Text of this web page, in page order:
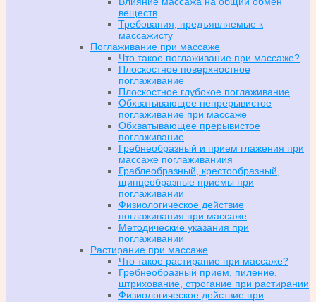
веществ
Требования, предъявляемые к
массажисту
Поглаживание при массаже
Что такое поглаживание при массаже?
Плоскостное поверхностное
поглаживание
Плоскостное глубокое поглаживание
Обхватывающее непрерывистое
поглаживание при массаже
Обхватывающее прерывистое
поглаживание
Гребнеобразный и прием глажения при
массаже поглаживаниия
Граблеобразный, крестообразный,
щипцеобразные приемы при
поглаживании
Физиологическое действие
поглаживания при массаже
Методические указания при
поглаживании
Растирание при массаже
Что такое растирание при массаже?
Гребнеобразный прием, пиление,
штрихование, строгание при растирании
Физиологическое действие при